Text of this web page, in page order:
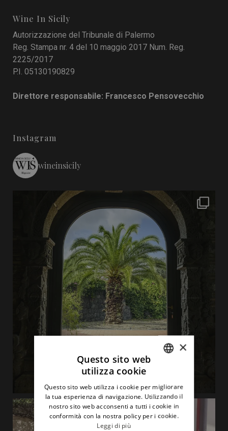
Wine In Sicily
Autorizzazione del Tribunale di Palermo
Reg. Stampa nr. 4 del 10 maggio 2017 Num. Reg.
2225/2017
P.I. 05130190829
Direttore responsabile: Francesco Pensovecchio
Instagram
wineinsicily
ENGLISH
×
Questo sito web
utilizza cookie
Questo sito web utilizza i cookie per migliorare
la tua esperienza di navigazione. Utilizzando il
nostro sito web acconsenti a tutti i cookie in
conformità con la nostra policy per i cookie.
Leggi di più